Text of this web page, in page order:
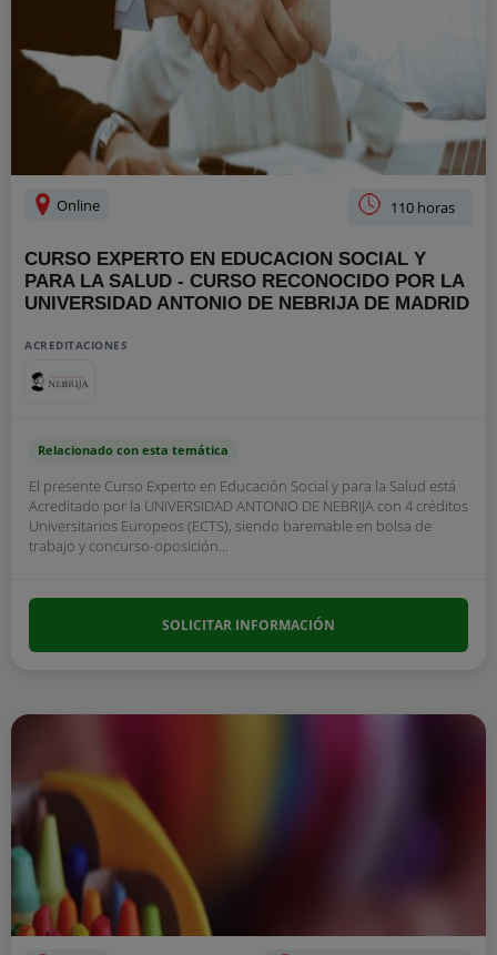
Online 110 horas
CURSO EXPERTO EN EDUCACION SOCIAL Y
PARA LA SALUD - CURSO RECONOCIDO POR LA
UNIVERSIDAD ANTONIO DE NEBRIJA DE MADRID
ACREDITACIONES
Relacionado con esta temática
El presente Curso Experto en Educación Social y para la Salud está
Acreditado por la UNIVERSIDAD ANTONIO DE NEBRIJA con 4 créditos
Universitarios Europeos (ECTS), siendo baremable en bolsa de
trabajo y concurso-oposición...
SOLICITAR INFORMACIÓN